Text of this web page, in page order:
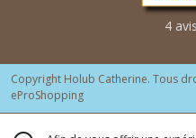
4
Copyright Holub Catherine. Tous
eProShopping